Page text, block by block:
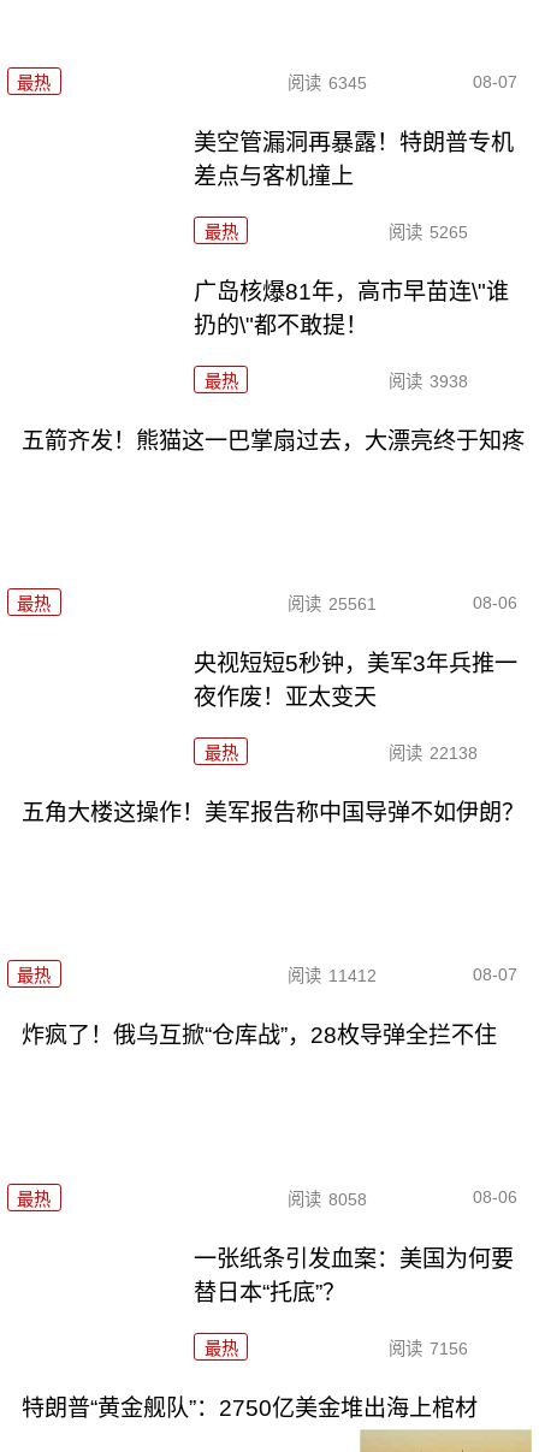
最热 阅读 6345 08-07
美空管漏洞再暴露！特朗普专机
差点与客机撞上
最热 阅读 5265
广岛核爆81年，高市早苗连\"谁
扔的\"都不敢提！
最热 阅读 3938
五箭齐发！熊猫这一巴掌扇过去，大漂亮终于知疼
最热 阅读 25561 08-06
央视短短5秒钟，美军3年兵推一
夜作废！亚太变天
最热 阅读 22138
五角大楼这操作！美军报告称中国导弹不如伊朗？
最热 阅读 11412 08-07
炸疯了！俄乌互掀“仓库战”，28枚导弹全拦不住
最热 阅读 8058 08-06
一张纸条引发血案：美国为何要
替日本“托底”？
最热 阅读 7156
特朗普“黄金舰队”：2750亿美金堆出海上棺材